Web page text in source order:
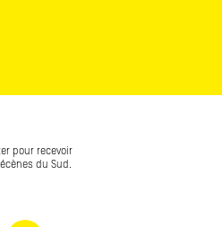
pour recevoir
du Sud.